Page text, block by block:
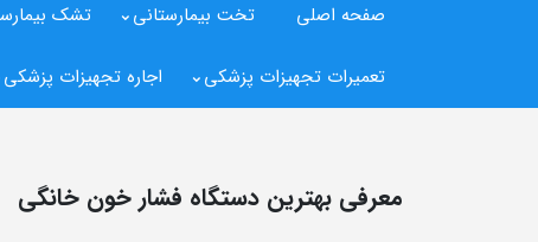
صفحه اصلی تخت بیمارستانی تشک
تعمیرات تجهیزات پزشکی اجاره تجهیزات پزشکی
معرفی بهترین دستگاه فشار خون خانگی